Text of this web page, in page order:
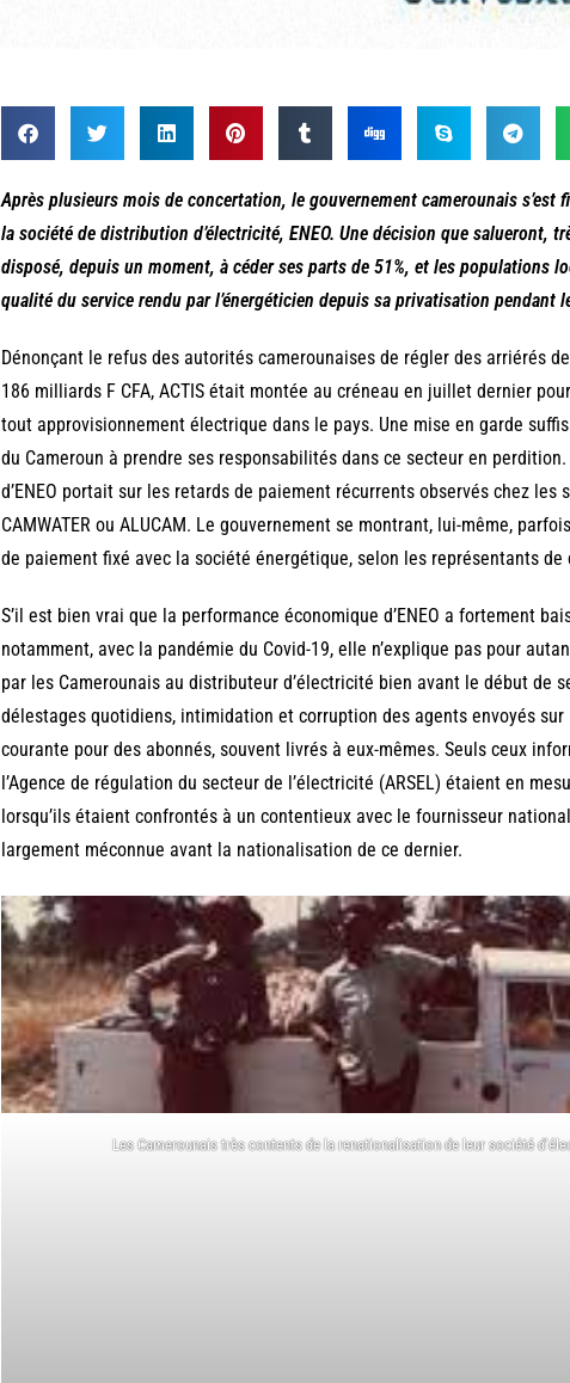
Après plusieurs mois de concertation, le gouvernement camerounais s’est
la société de distribution d’électricité, ENEO. Une décision que salueront,
disposé, depuis un moment, à céder ses parts de 51%, et les populations
qualité du service rendu par l’énergéticien depuis sa privatisation pendant
Dénonçant le refus des autorités camerounaises de régler des arriérés
186 milliards F CFA, ACTIS était montée au créneau en juillet dernier
tout approvisionnement électrique dans le pays. Une mise en garde
du Cameroun à prendre ses responsabilités dans ce secteur en
d’ENEO portait sur les retards de paiement récurrents observés chez
CAMWATER ou ALUCAM. Le gouvernement se montrant, lui-même,
de paiement fixé avec la société énergétique, selon les représentants
S’il est bien vrai que la performance économique d’ENEO a fortement
notamment, avec la pandémie du Covid-19, elle n’explique pas pour
par les Camerounais au distributeur d’électricité bien avant le début de
délestages quotidiens, intimidation et corruption des agents envoyés
courante pour des abonnés, souvent livrés à eux-mêmes. Seuls ceux
l’Agence de régulation du secteur de l’électricité (ARSEL) étaient en
lorsqu’ils étaient confrontés à un contentieux avec le fournisseur
largement méconnue avant la nationalisation de ce dernier.
Les Camerounais très contents de la renationalisation de leur société